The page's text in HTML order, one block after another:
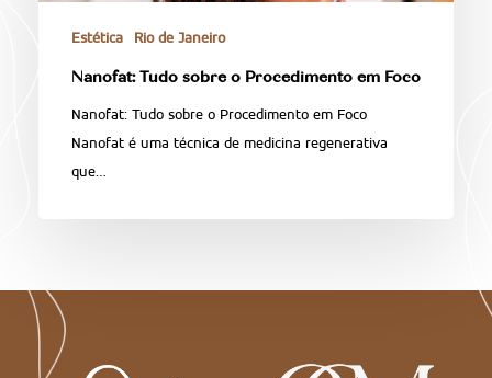
Estética Rio de Janeiro
Nanofat: Tudo sobre o Procedimento em Foco
Nanofat: Tudo sobre o Procedimento em Foco
Nanofat é uma técnica de medicina regenerativa
que…